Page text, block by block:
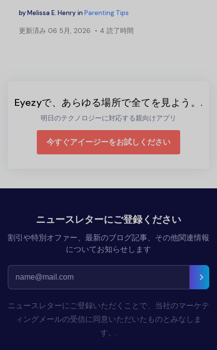
byMelissa E. Henry in Parenting Tips
更新済み 06 5月, 2026 4 読了時間
Eyezyで、あらゆる場所で全てを見よう。.
明日のテクノロジーに対応する親向けアプリ
今すぐアイージーをお試しください
ニュースレターにご登録ください
割引や特別オファー、最新のブログ記事、その他関連情報
についてお知らせします
ニュースレターにご登録いただくことで、当社のマーケテ
ィングメールの受信に同意いただいたものとみなしま
す。.